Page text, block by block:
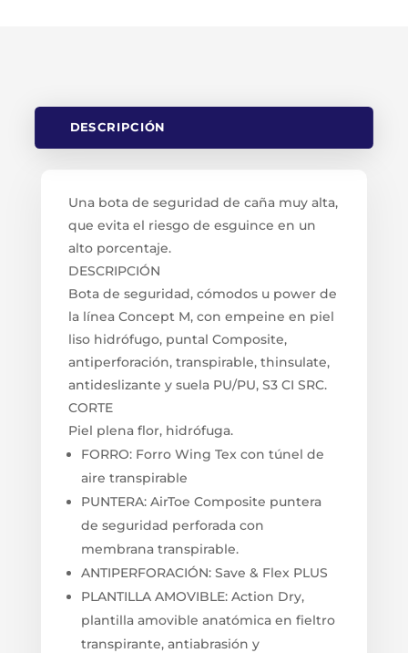
DESCRIPCIÓN
Una bota de seguridad de caña muy alta,
que evita el riesgo de esguince en un
alto porcentaje.
DESCRIPCIÓN
Bota de seguridad, cómodos u power de
la línea Concept M, con empeine en piel
liso hidrófugo, puntal Composite,
antiperforación, transpirable, thinsulate,
antideslizante y suela PU/PU, S3 CI SRC.
CORTE
Piel plena flor, hidrófuga.
FORRO: Forro Wing Tex con túnel de
aire transpirable
PUNTERA: AirToe Composite puntera
de seguridad perforada con
membrana transpirable.
ANTIPERFORACIÓN: Save & Flex PLUS
PLANTILLA AMOVIBLE: Action Dry,
plantilla amovible anatómica en fieltro
transpirante, antiabrasión y